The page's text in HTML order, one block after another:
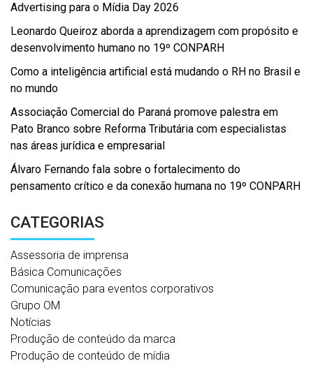
Advertising para o Mídia Day 2026
Leonardo Queiroz aborda a aprendizagem com propósito e
desenvolvimento humano no 19º CONPARH
Como a inteligência artificial está mudando o RH no Brasil e
no mundo
Associação Comercial do Paraná promove palestra em
Pato Branco sobre Reforma Tributária com especialistas
nas áreas jurídica e empresarial
Álvaro Fernando fala sobre o fortalecimento do
pensamento crítico e da conexão humana no 19º CONPARH
CATEGORIAS
Assessoria de imprensa
Básica Comunicações
Comunicação para eventos corporativos
Grupo OM
Notícias
Produção de conteúdo da marca
Produção de conteúdo de mídia